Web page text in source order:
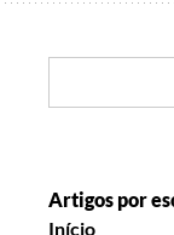
Artigos por
Início